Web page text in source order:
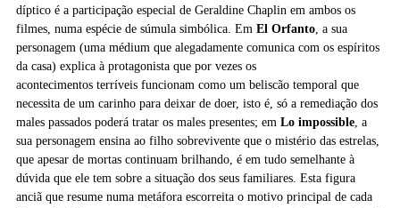
díptico é a participação especial de Geraldine Chaplin em ambos os
filmes, numa espécie de súmula simbólica. Em El Orfanto, a sua
personagem (uma médium que alegadamente comunica com os espíritos
da casa) explica à protagonista que por vezes os
acontecimentos terríveis funcionam como um beliscão temporal que
necessita de um carinho para deixar de doer, isto é, só a remediação dos
males passados poderá tratar os males presentes; em Lo impossible, a
sua personagem ensina ao filho sobrevivente que o mistério das estrelas,
que apesar de mortas continuam brilhando, é em tudo semelhante à
dúvida que ele tem sobre a situação dos seus familiares. Esta figura
anciã que resume numa metáfora escorreita o motivo principal de cada